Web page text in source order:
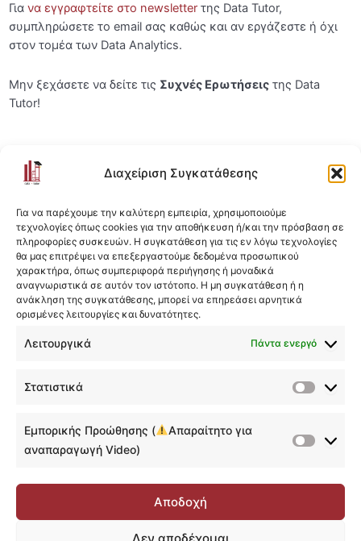
Διαχείριση Συγκατάθεσης
Για να παρέχουμε την καλύτερη εμπειρία, χρησιμοποιούμε
τεχνολογίες όπως cookies για την αποθήκευση ή/και την πρόσβαση σε
πληροφορίες συσκευών. Η συγκατάθεση για τις εν λόγω τεχνολογίες
θα μας επιτρέψει να επεξεργαστούμε δεδομένα προσωπικού
χαρακτήρα, όπως συμπεριφορά περιήγησης ή μοναδικά
αναγνωριστικά σε αυτόν τον ιστότοπο. Η μη συγκατάθεση ή η
ανάκληση της συγκατάθεσης, μπορεί να επηρεάσει αρνητικά
ορισμένες λειτουργίες και δυνατότητες.
Λειτουργικά Πάντα ενεργό
Στατιστικά
Εμπορικής Προώθησης (
Απαραίτητο για
αναπαραγωγή Video)
Αποδοχή
Δεν αποδέχομαι
Αγορά Online Course & Χρήση Κουπονιού 00:44
Έκδοση Τιμολογίου
Δωρεάν Δοκιμή Course (Free Trial) 01:10
Αναζήτηση Μαθήματος του Course
Discussion Forum 00:45
Σημειώσεις 01:12
Quiz & Υποβολή Εργασιών
Ολοκλήρωση Course & Αυτόματη
01:48
Υποβολή Δημόσιας Κριτικής 00:41
ολοκληρωθεί
Για να εγγραφτείτε στο newsletterτης Data Tutor,
συμπληρώσετε το email σας καθώς και αν εργάζεστε ή όχι
στον τομέα των Data Analytics.
Μην ξεχάσετε να δείτε τις Συχνές Ερωτήσειςτης Data
Tutor!
Προηγούμενο Επόμενο